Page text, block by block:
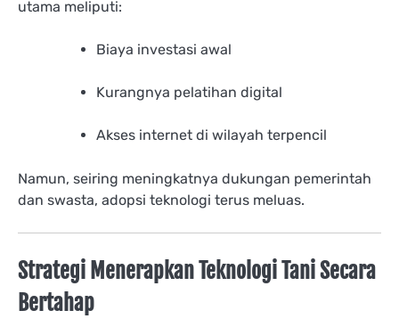
utama meliputi:
Biaya investasi awal
Kurangnya pelatihan digital
Akses internet di wilayah terpencil
Namun, seiring meningkatnya dukungan pemerintah
dan swasta, adopsi teknologi terus meluas.
Strategi Menerapkan Teknologi Tani Secara
Bertahap